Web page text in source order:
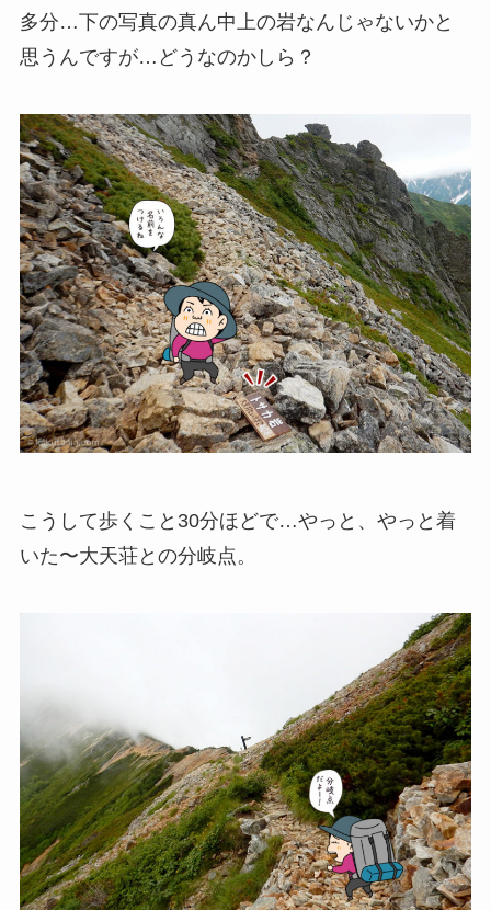
多分…下の写真の真ん中上の岩なんじゃないかと
思うんですが…どうなのかしら？
こうして歩くこと30分ほどで…やっと、やっと着
いた〜大天荘との分岐点 。